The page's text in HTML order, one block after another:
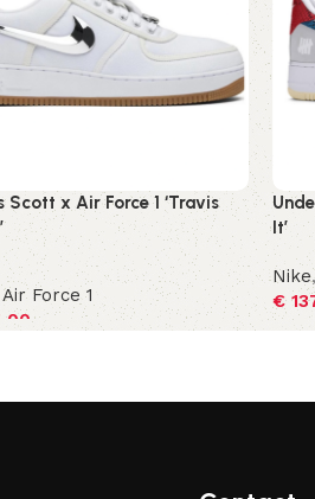
Scott x Air Force 1 ‘Travis
Air Force 1
It’
Nike
€